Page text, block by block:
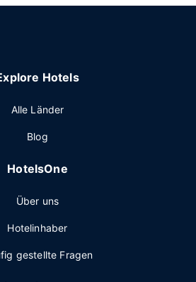
Hotels
Alle Länder
Blog
HotelsOne
Über uns
Hotelinhaber
gestellte Fragen